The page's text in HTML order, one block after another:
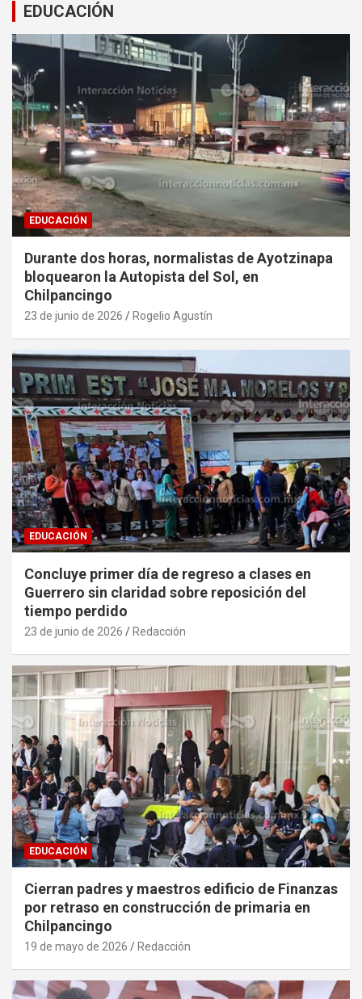
EDUCACIÓN
EDUCACIÓN
Durante dos horas, normalistas de Ayotzinapa
bloquearon la Autopista del Sol, en
Chilpancingo
23 de junio de 2026 Rogelio Agustín
EDUCACIÓN
Concluye primer día de regreso a clases en
Guerrero sin claridad sobre reposición del
tiempo perdido
23 de junio de 2026 Redacción
EDUCACIÓN
Cierran padres y maestros edificio de Finanzas
por retraso en construcción de primaria en
Chilpancingo
19 de mayo de 2026 Redacción